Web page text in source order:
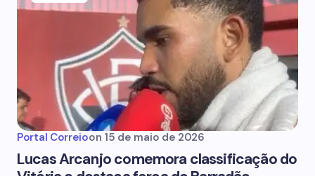
Portal Correioon 15 de maio de 2026
Lucas Arcanjo comemora classificação do